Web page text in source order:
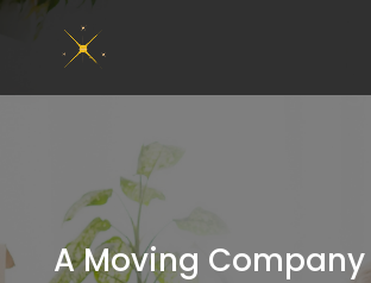
A Moving